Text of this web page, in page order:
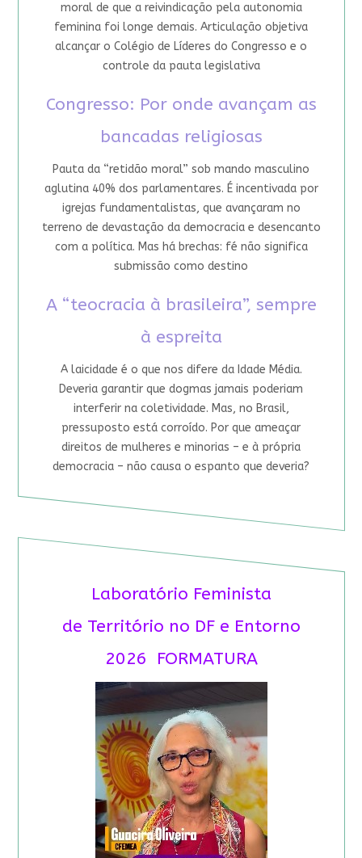
moral de que a reivindicação pela autonomia
feminina foi longe demais. Articulação objetiva
alcançar o Colégio de Líderes do Congresso e o
controle da pauta legislativa
Congresso: Por onde avançam as
bancadas religiosas
Pauta da “retidão moral” sob mando masculino
aglutina 40% dos parlamentares. É incentivada por
igrejas fundamentalistas, que avançaram no
terreno de devastação da democracia e desencanto
com a política. Mas há brechas: fé não significa
submissão como destino
A “teocracia à brasileira”, sempre
à espreita
A laicidade é o que nos difere da Idade Média.
Deveria garantir que dogmas jamais poderiam
interferir na coletividade. Mas, no Brasil,
pressuposto está corroído. Por que ameaçar
direitos de mulheres e minorias – e à própria
democracia – não causa o espanto que deveria?
Laboratório Feminista
de Território no DF e Entorno
2026 FORMATURA